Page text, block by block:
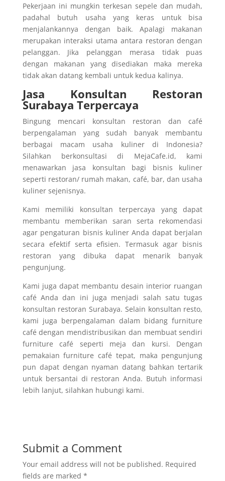
Pekerjaan ini mungkin terkesan sepele dan mudah,
padahal butuh usaha yang keras untuk bisa
menjalankannya dengan baik. Apalagi makanan
merupakan interaksi utama antara restoran dengan
pelanggan. Jika pelanggan merasa tidak puas
dengan makanan yang disediakan maka mereka
tidak akan datang kembali untuk kedua kalinya.
Jasa Konsultan Restoran
Surabaya Terpercaya
Bingung mencari konsultan restoran dan café
berpengalaman yang sudah banyak membantu
berbagai macam usaha kuliner di Indonesia?
Silahkan berkonsultasi di MejaCafe.id, kami
menawarkan jasa konsultan bagi bisnis kuliner
seperti restoran/ rumah makan, café, bar, dan usaha
kuliner sejenisnya.
Kami memiliki konsultan terpercaya yang dapat
membantu memberikan saran serta rekomendasi
agar pengaturan bisnis kuliner Anda dapat berjalan
secara efektif serta efisien. Termasuk agar bisnis
restoran yang dibuka dapat menarik banyak
pengunjung.
Kami juga dapat membantu desain interior ruangan
café Anda dan ini juga menjadi salah satu tugas
konsultan restoran Surabaya. Selain konsultan resto,
kami juga berpengalaman dalam bidang furniture
café dengan mendistribusikan dan membuat sendiri
furniture café seperti meja dan kursi. Dengan
pemakaian furniture café tepat, maka pengunjung
pun dapat dengan nyaman datang bahkan tertarik
untuk bersantai di restoran Anda. Butuh informasi
lebih lanjut, silahkan hubungi kami.
Submit a Comment
Your email address will not be published. Required
fields are marked *